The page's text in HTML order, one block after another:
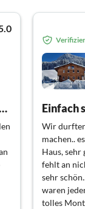
eigenen Terrasse, wo man Blick auf die Berge hat. Dazu noch die beste Lage für Ausflüge. Wir haben einen tollen Urlaub verbracht. Herzlichen Dank!!! Einfach
Wir
machen..
Haus, sehr
fehlt an
sehr
waren
tolles